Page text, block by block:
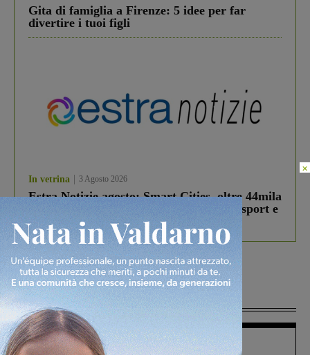
Gita di famiglia a Firenze: 5 idee per far
divertire i tuoi figli
In vetrina 3 Agosto 2026
Estra Notizie agosto: Smart Cities, oltre 44mila
studenti coinvolti, torna il bando per lo sport e
debutta il podcast Estrair
Più lette
Figline Incisa Valdarno 1 Agosto 2026
×